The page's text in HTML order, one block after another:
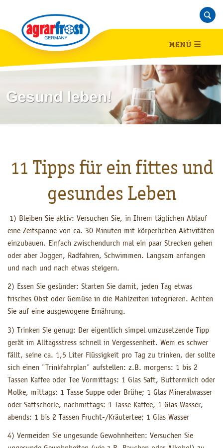
MENÜ ☰
11 Tipps für ein fittes und
gesundes Leben
1) Bleiben Sie aktiv: Versuchen Sie, in Ihrem täglichen Ablauf
eine Zeitspanne von ca. 30 Minuten mit körperlichen Aktivitäten
einzubauen. Einfach zwischendurch mal ein paar Strecken gehen
oder aber Joggen, Radfahren, Schwimmen. Langsam anfangen
und nach und nach etwas steigern.
2) Essen Sie gesünder: Starten Sie damit, jeden Tag etwas
frisches Obst oder Gemüse in die Mahlzeiten integrieren. Achten
Sie auf eine ausgewogene Ernährung.
3) Trinken Sie genug: Der eigentlich simpel umzusetzende Tipp
gerät im Alltagsstress schnell in Vergessenheit. Wem es schwer
fällt, seine ca. 1,5 Liter Flüssigkeit pro Tag zu trinken, der sollte
sich einen "Trinkfahrplan" aufstellen: z.B. morgens: 1 bis 2
Tassen Kaffee oder Tee Vormittags: 1 Glas Saft, Buttermilch oder
Molke, mittags: 1 Tasse Suppe oder Brühe; 1 Glas Mineralwasser
oder Saftschorle, nachmittags: 1 Tasse Kaffee, 1 Glas Wasser,
abends: 1 bis 2 Tassen Frucht-/Kräutertee; 1 Glas Wasser
4) Vermeiden Sie ungesunde Gewohnheiten: Versuchen Sie